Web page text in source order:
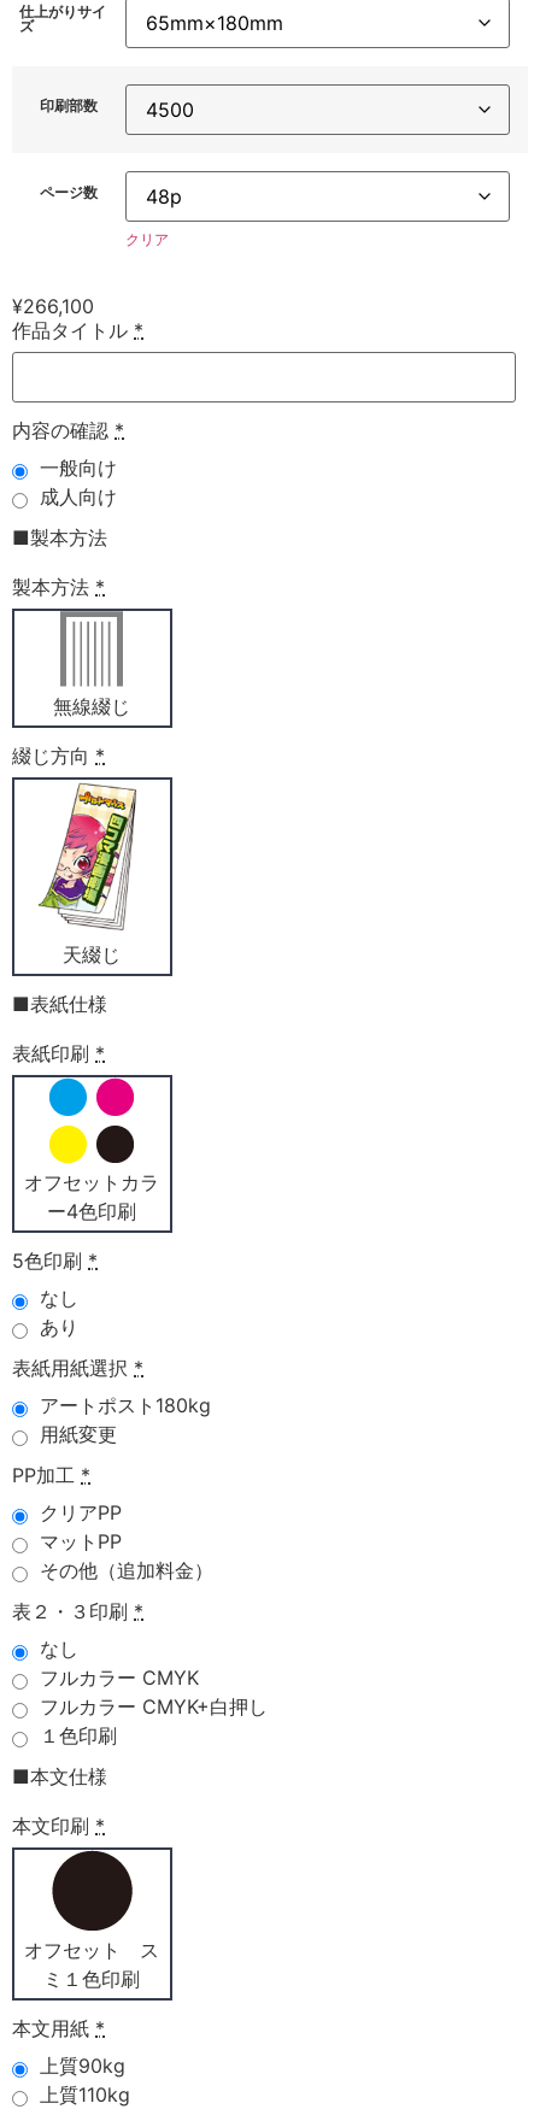
仕上がりサイ
ズ
印刷部数
ページ数
クリア
¥266,100
作品タイトル *
内容の確認 *
一般向け
成人向け
■製本方法
製本方法 *
無線綴じ
綴じ方向 *
天綴じ
■表紙仕様
表紙印刷 *
オフセットカラ
ー4色印刷
5色印刷 *
なし
あり
表紙用紙選択 *
アートポスト180kg
用紙変更
PP加工 *
クリアPP
マットPP
その他（追加料金）
表２・３印刷 *
なし
フルカラー CMYK
フルカラー CMYK+白押し
１色印刷
■本文仕様
本文印刷 *
オフセット ス
ミ１色印刷
本文用紙 *
上質90kg
上質110kg